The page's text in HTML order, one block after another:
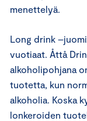
menettelyä.
Long drink
vuotiaat. Åttå
alkoholipohjana
tuotetta, kun
alkoholia. Koska
lonkeroiden